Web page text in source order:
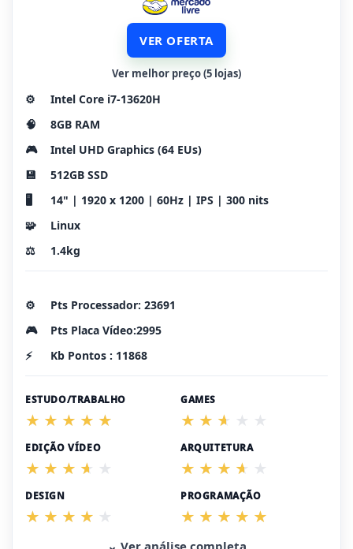
VER OFERTA
Ver melhor preço (5 lojas)
⚙️
Intel Core i7-13620H
🧠
8GB RAM
🎮
Intel UHD Graphics (64 EUs)
💾
512GB SSD
🖥️
14" | 1920 x 1200 | 60Hz | IPS | 300 nits
🧩
Linux
⚖️
1.4kg
⚙️
Pts Processador: 23691
🎮
Pts Placa Vídeo:2995
⚡
Kb Pontos : 11868
ESTUDO/TRABALHO GAMES
EDIÇÃO VÍDEO ARQUITETURA
DESIGN PROGRAMAÇÃO